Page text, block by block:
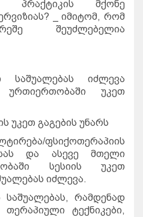
პრაქტიკის
მქონე
? _ იმიტომ, რომ
შეუძლებელია
საშუალებას
იძლევა
ურთიერთობაში
უკეთ
უკეთ გაგების უნარს
/ფსიქოთერაპიის
და ასევე
მთელი
სესიის
უკეთ
იძლევა.
საშუალებას,
რამდენად
თერაპიული ტექნიკები,